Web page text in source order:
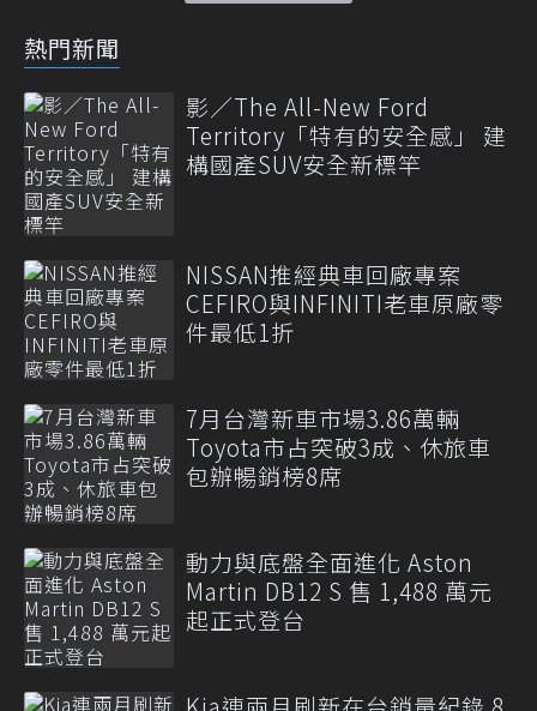
熱門新聞
影／The All-New Ford
Territory「特有的安全感」 建
構國產SUV安全新標竿
NISSAN推經典車回廠專案
CEFIRO與INFINITI老車原廠零
件最低1折
7月台灣新車市場3.86萬輛
Toyota市占突破3成、休旅車
包辦暢銷榜8席
動力與底盤全面進化 Aston
Martin DB12 S 售 1,488 萬元
起正式登台